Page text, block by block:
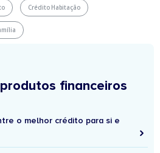
Crédito Habitação
financeiros
o melhor crédito para si e